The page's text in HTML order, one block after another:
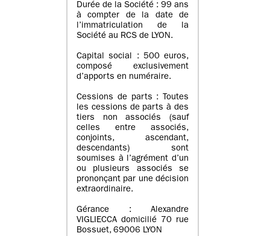
Durée de la Société : 99 ans
à compter de la date de
l’immatriculation de la
Société au RCS de LYON.
Capital social : 500 euros,
composé exclusivement
d’apports en numéraire.
Cessions de parts : Toutes
les cessions de parts à des
tiers non associés (sauf
celles entre associés,
conjoints, ascendant,
descendants) sont
soumises à l’agrément d’un
ou plusieurs associés se
prononçant par une décision
extraordinaire.
Gérance : Alexandre
VIGLIECCA domicilié 70 rue
Bossuet, 69006 LYON